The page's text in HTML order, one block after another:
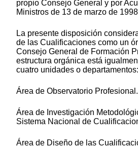
propio Consejo General y por
Ministros de 13 de marzo de
La presente disposición
de las Cualificaciones como un
Consejo General de Formación
estructura orgánica está
cuatro unidades o departamentos:
Área de Observatorio Profesional.
Área de Investigación
Sistema Nacional de
Área de Diseño de las